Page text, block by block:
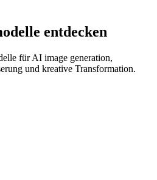
entdecken
für AI image generation,
und kreative Transformation.